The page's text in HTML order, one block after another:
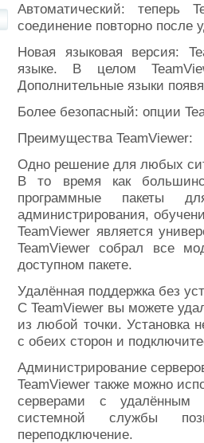
Автоматический: теперь
соединение повторно после
Новая языковая версия:
языке. В целом
Дополнительные языки
Более безопасный: опции
Преимущества TeamViewer:
Одно решение для любых
В то время как
программные пакеты
администрирования,
TeamViewer является
TeamViewer собрал все
доступном пакете.
Удалённая поддержка без
С TeamViewer вы можете
из любой точки. Установка
с обеих сторон и
Администрирование
TeamViewer также можно
серверами с удалённым
системной службы
переподключение.